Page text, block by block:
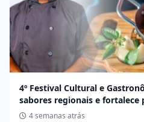
4º Festival Cultural e
sabores regionais e fortalece
4 semanas atrás